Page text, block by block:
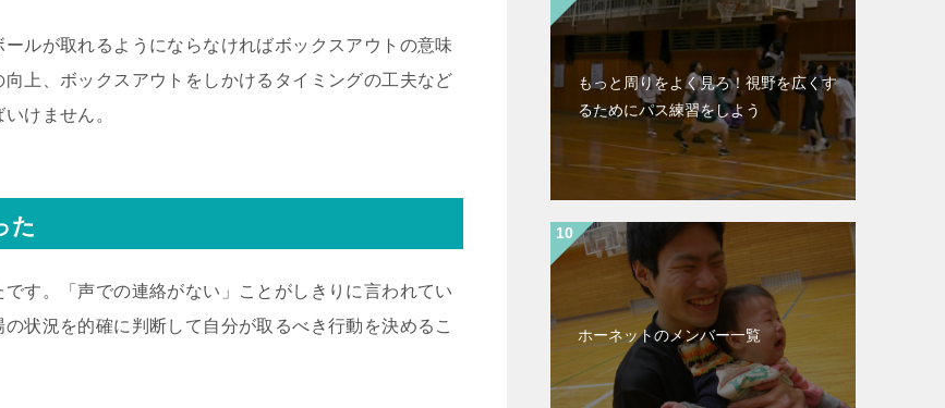
ルが取れるようにならなければボックスアウトの意味
上、ボックスアウトをしかけるタイミングの工夫など
けません。
た
す。「声での連絡がない」ことがしきりに言われてい
状況を的確に判断して自分が取るべき行動を決めるこ
もっと周りをよく見ろ！視野を広くす
るためにパス練習をしよう
ホーネットのメンバー一覧